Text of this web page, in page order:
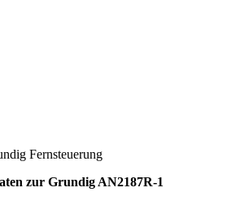
zur Grundig AN2187R-1